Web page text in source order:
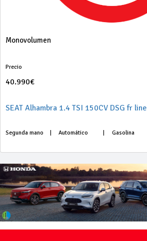
Monovolumen
Precio
40.990€
SEAT Alhambra 1.4 TSI 150CV DSG fr line
Segunda mano Automático Gasolina